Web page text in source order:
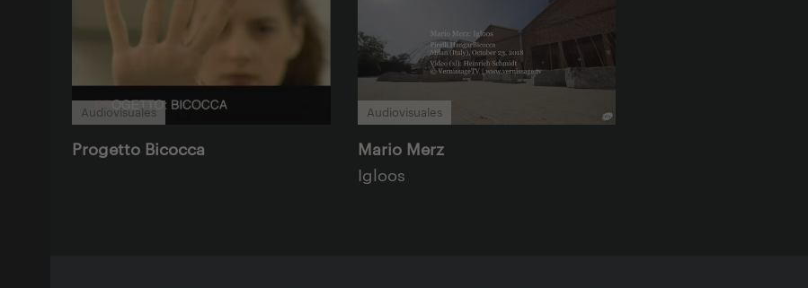
Audiovisuales
Progetto Bicocca
Audiovisuales
Mario Merz
Igloos